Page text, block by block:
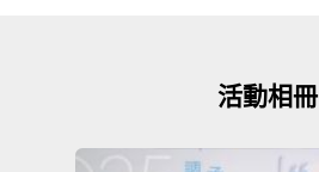
活動相冊